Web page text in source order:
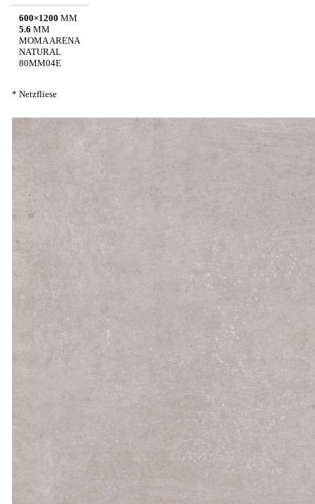
600×1200 MM
5.6 MM
MOMA ARENA
NATURAL
80MM04E
* Netzfliese